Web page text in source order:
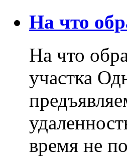
На что
На что
участка
время не